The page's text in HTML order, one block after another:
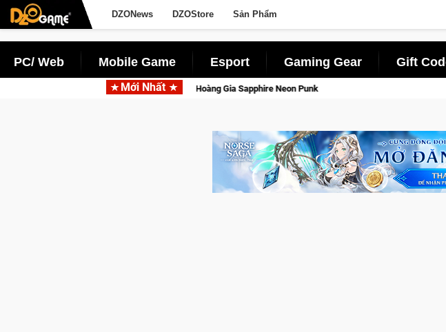
DZONews DZOStore Sản Phẩm
PC/ Web Mobile Game Esport Gaming Gear Gift
Mới Nhất Garena hợp tác cùng Pocketpair đưa bom tấn săn thú